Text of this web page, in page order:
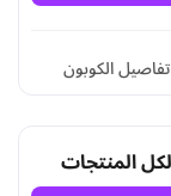
تفاصيل الكوبون